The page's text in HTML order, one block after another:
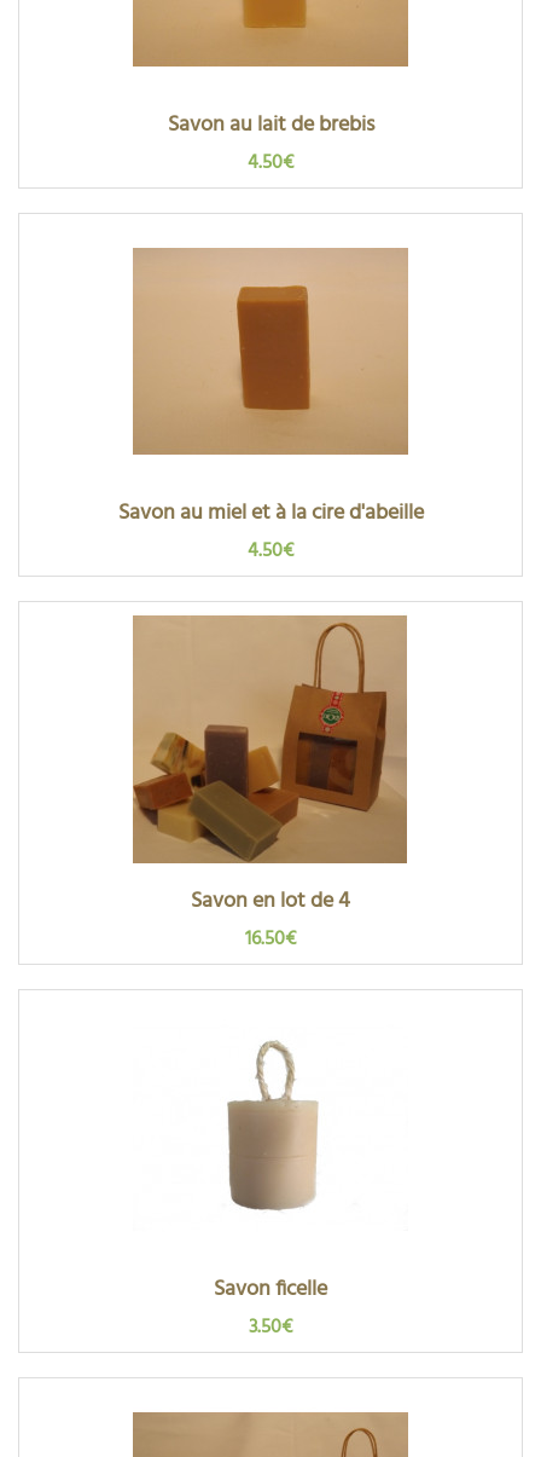
Savon au lait de brebis
4.50€
Savon au miel et à la cire d'abeille
4.50€
Savon en lot de 4
16.50€
Savon ficelle
3.50€